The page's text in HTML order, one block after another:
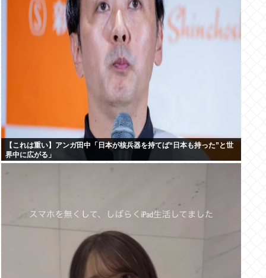
【これは重い】アンガ田中「日本が核兵器を持てば“日本も持った”と世
界中に広がる」